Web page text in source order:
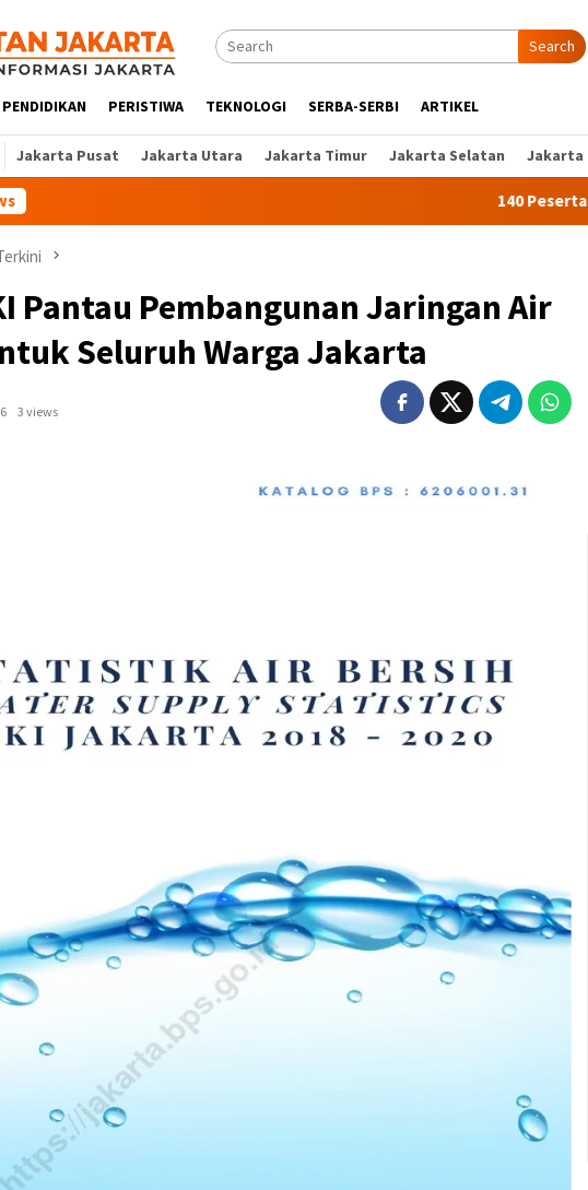
Search
PENDIDIKAN PERISTIWA TEKNOLOGI SERBA-SERBI ARTIKEL
Jakarta Pusat Jakarta Utara Jakarta Timur Jakarta Selatan Jakarta
140 Peserta Ikut
Pantau Pembangunan Jaringan Air
Seluruh Warga Jakarta
3 views